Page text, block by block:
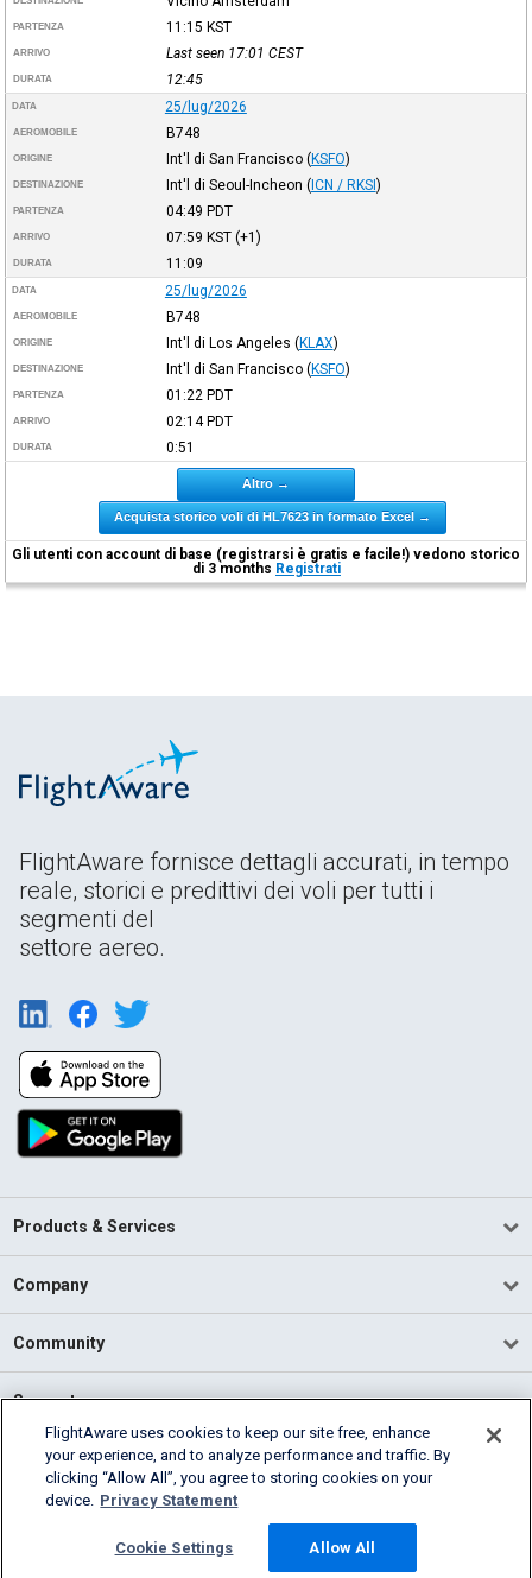
PARTENZA 11:15 KST
ARRIVO Last seen 17:01 CEST
DURATA 12:45
DATA 25/lug/2026
AEROMOBILE B748
ORIGINE Int'l di San Francisco (KSFO)
DESTINAZIONE Int'l di Seoul-Incheon (ICN / RKSI)
PARTENZA 04:49 PDT
ARRIVO 07:59 KST(+1)
DURATA 11:09
DATA 25/lug/2026
AEROMOBILE B748
ORIGINE Int'l di Los Angeles (KLAX)
DESTINAZIONE Int'l di San Francisco (KSFO)
PARTENZA 01:22 PDT
ARRIVO 02:14PDT
DURATA 0:51
Altro →
Acquista storico voli di HL7623 in formato Excel →
Gli utenti con account di base (registrarsi è gratis e facile!) vedono storico
di 3 months Registrati
FlightAware fornisce dettagli accurati, in tempo
reale, storici e predittivi dei voli per tutti i
segmenti del
settore aereo.
Products & Services
Company
Community
Support
English (USA)
2026 FlightAware
Cookie Settings
FlightAware uses cookies to keep our site free, enhance
your experience, and to analyze performance and traffic. By
clicking “Allow All”, you agree to storing cookies on your
device. Privacy Statement
Cookie Settings Allow All